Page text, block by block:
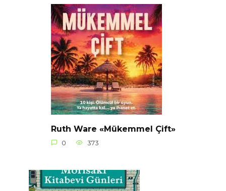
Ruth Ware «Mükemmel Çift»
0 373